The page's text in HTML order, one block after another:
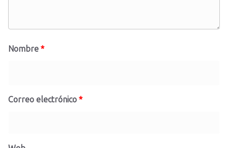
Nombre *
Correo electrónico *